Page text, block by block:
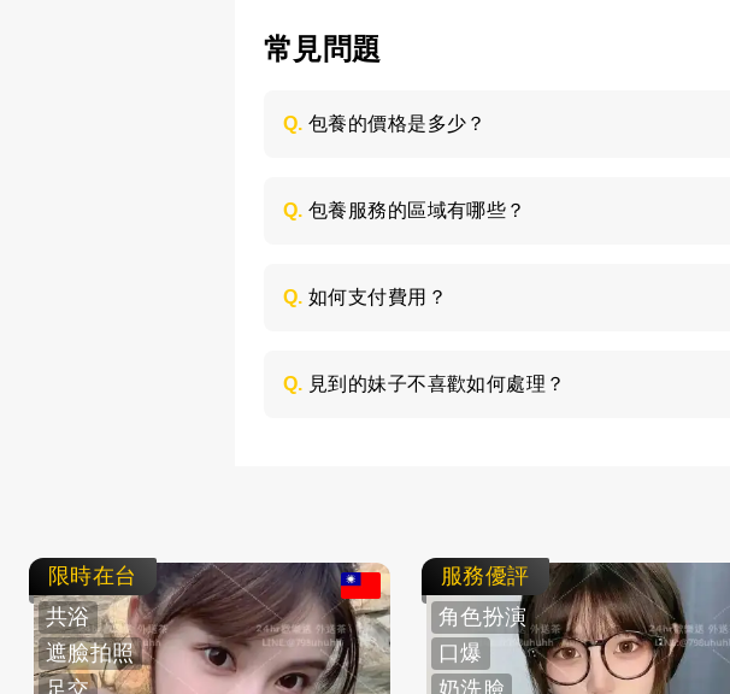
常見問題
Q. 包養的價格是多少？
Q. 包養服務的區域有哪些？
Q. 如何支付費用？
Q. 見到的妹子不喜歡如何處理？
限時在台
共浴
遮臉拍照
服務優評
角色扮演
口爆